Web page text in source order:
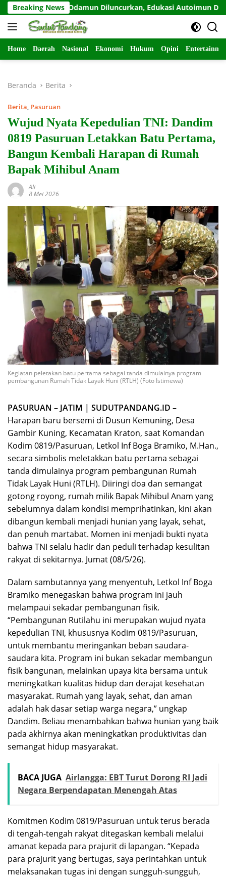
Langsung
ke
konten
Breaking News
Sahabat Odamun Diluncurkan, Edukasi Autoimun Diperkuat
Home Daerah Nasional Ekonomi Hukum Opini
Beranda Berita
Berita, Pasuruan
Wujud Nyata Kepedulian TNI: Dandim
0819 Pasuruan Letakkan Batu Pertama,
Bangun Kembali Harapan di Rumah
Bapak Mihibul Anam
Ali
8 Mei 2026
Kegiatan peletakan batu pertama sebagai tanda dimulainya program
pembangunan Rumah Tidak Layak Huni (RTLH) (Foto Istimewa)
PASURUAN – JATIM | SUDUTPANDANG.ID –
Harapan baru bersemi di Dusun Kemuning, Desa
Gambir Kuning, Kecamatan Kraton, saat Komandan
Kodim 0819/Pasuruan, Letkol Inf Boga Bramiko, M.Han.,
secara simbolis meletakkan batu pertama sebagai
tanda dimulainya program pembangunan Rumah
Tidak Layak Huni (RTLH). Diiringi doa dan semangat
gotong royong, rumah milik Bapak Mihibul Anam yang
sebelumnya dalam kondisi memprihatinkan, kini akan
dibangun kembali menjadi hunian yang layak, sehat,
dan penuh martabat. Momen ini menjadi bukti nyata
bahwa TNI selalu hadir dan peduli terhadap kesulitan
rakyat di sekitarnya. Jumat (08/5/26).
Dalam sambutannya yang menyentuh, Letkol Inf Boga
Bramiko menegaskan bahwa program ini jauh
melampaui sekadar pembangunan fisik.
“Pembangunan Rutilahu ini merupakan wujud nyata
kepedulian TNI, khususnya Kodim 0819/Pasuruan,
untuk membantu meringankan beban saudara-
saudara kita. Program ini bukan sekadar membangun
fisik bangunan, melainkan upaya kita bersama untuk
meningkatkan kualitas hidup dan derajat kesehatan
masyarakat. Rumah yang layak, sehat, dan aman
adalah hak dasar setiap warga negara,” ungkap
Dandim. Beliau menambahkan bahwa hunian yang baik
pada akhirnya akan meningkatkan produktivitas dan
semangat hidup masyarakat.
BACA JUGA Airlangga: EBT Turut Dorong RI Jadi
Negara Berpendapatan Menengah Atas
Komitmen Kodim 0819/Pasuruan untuk terus berada
di tengah-tengah rakyat ditegaskan kembali melalui
amanat kepada para prajurit di lapangan. “Kepada
para prajurit yang bertugas, saya perintahkan untuk
melaksanakan tugas ini dengan sungguh-sungguh,